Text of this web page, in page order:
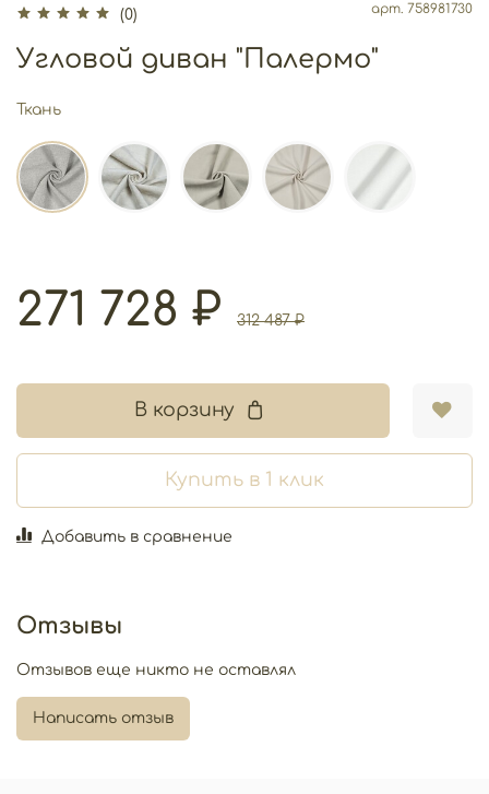
(0) арт. 758981730
Угловой диван "Палермо"
Ткань
271 728 ₽ 312 487 ₽
В корзину
Купить в 1 клик
Добавить в сравнение
Отзывы
Отзывов еще никто не оставлял
Написать отзыв